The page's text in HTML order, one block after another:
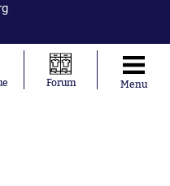
Forum Menu